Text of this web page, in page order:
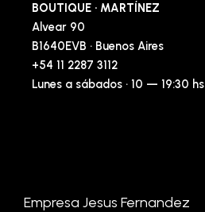
BOUTIQUE · MARTÍNEZ
Alvear 90
B1640EVB · Buenos Aires
+54 11 2287 3112
Lunes a sábados · 10 — 19:30 hs
Empresa Jesus Fernandez